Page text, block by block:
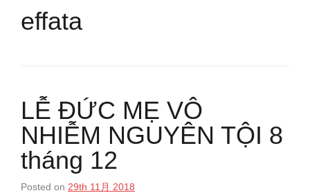
effata
LỄ ĐỨC MẸ VÔ
NHIỄM NGUYÊN TỘI 8
tháng 12
Posted on 29th 11月 2018